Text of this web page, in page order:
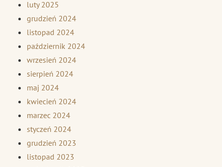
luty 2025
grudzień 2024
listopad 2024
październik 2024
wrzesień 2024
sierpień 2024
maj 2024
kwiecień 2024
marzec 2024
styczeń 2024
grudzień 2023
listopad 2023